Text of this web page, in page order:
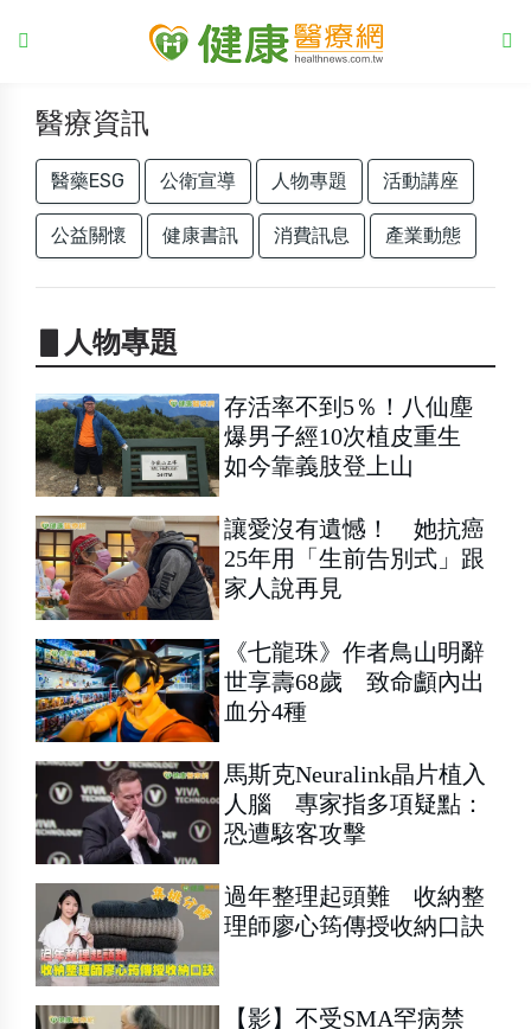
醫療資訊
醫藥ESG 公衛宣導 人物專題 活動講座
公益關懷 健康書訊 消費訊息 產業動態
▋人物專題
存活率不到5％！八仙塵
爆男子經10次植皮重生
如今靠義肢登上山
讓愛沒有遺憾！ 她抗癌
25年用「生前告別式」跟
家人說再見
《七龍珠》作者鳥山明辭
世享壽68歲 致命顱內出
血分4種
馬斯克Neuralink晶片植入
人腦 專家指多項疑點：
恐遭駭客攻擊
過年整理起頭難 收納整
理師廖心筠傳授收納口訣
【影】不受SMA罕病禁